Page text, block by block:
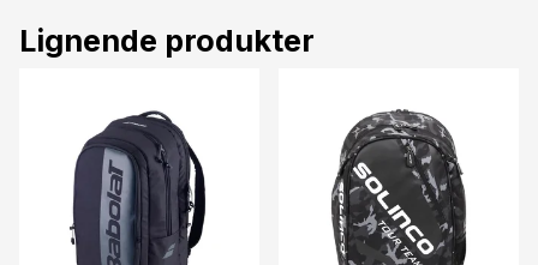
Lignende produkter